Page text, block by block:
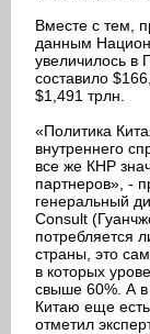
Вместе с тем,
данным
увеличилось в
составило
$1,491 трлн.
«Политика
внутреннего
все же КНР
партнеров», -
генеральный
Consult
потребляется
страны, это
в которых
свыше 60%. А
Китаю еще
отметил